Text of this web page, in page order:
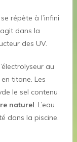
répète à l’infini
dans la
des UV.
au
titane. Les
le sel contenu
naturel. L’eau
dans la piscine.